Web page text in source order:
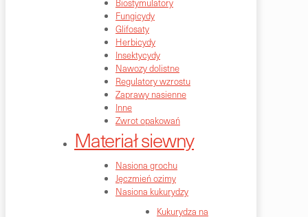
Biostymulatory
Fungicydy
Glifosaty
Herbicydy
Insektycydy
Nawozy dolistne
Regulatory wzrostu
Zaprawy nasienne
Inne
Zwrot opakowań
Materiał siewny
Nasiona grochu
Jęczmień ozimy
Nasiona kukurydzy
Kukurydza na